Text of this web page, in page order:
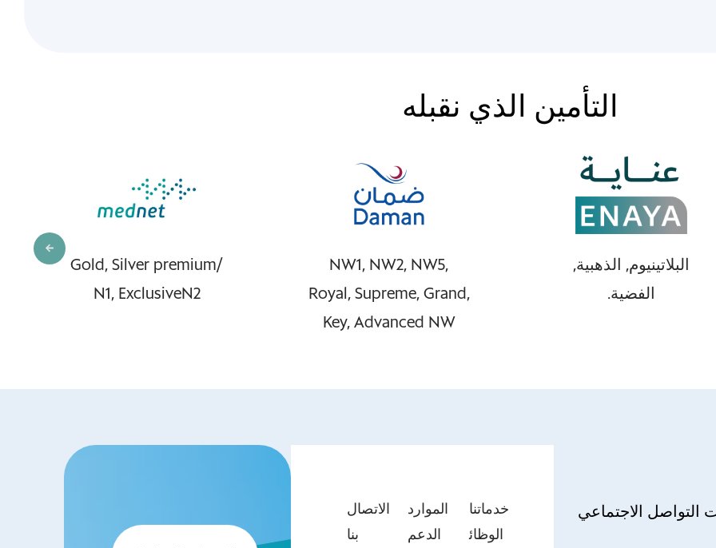
التأمين الذي نقبله
البلاتينيوم, الذهبية,
الفضية.
NW1, NW2, NW5,
Royal, Supreme, Grand,
Key, Advanced NW
Gold, Silver premium/
N1, ExclusiveN2
الاتصال
بنا
الموارد
الدعم
خدماتنا
الوظائ
التواصل الاجتماعي